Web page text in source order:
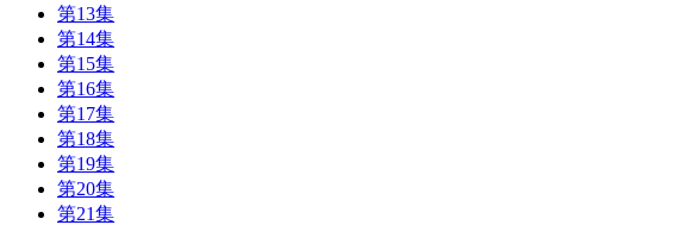
第13集
第14集
第15集
第16集
第17集
第18集
第19集
第20集
第21集